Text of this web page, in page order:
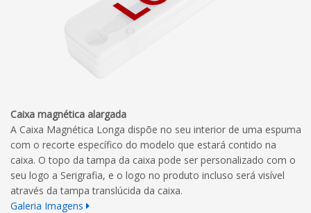
Caixa magnética alargada
A Caixa Magnética Longa dispõe no seu interior de uma espuma
com o recorte específico do modelo que estará contido na
caixa. O topo da tampa da caixa pode ser personalizado com o
seu logo a Serigrafia, e o logo no produto incluso será visível
através da tampa translúcida da caixa.
Galeria Imagens